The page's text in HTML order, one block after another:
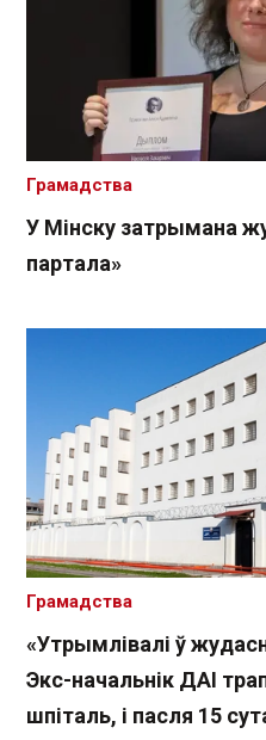
У Мінску затрымана
партала»
Грамадства
«Утрымлівалі ў
Экс-начальнік ДАІ
шпіталь, і пасля 15
Грамадства